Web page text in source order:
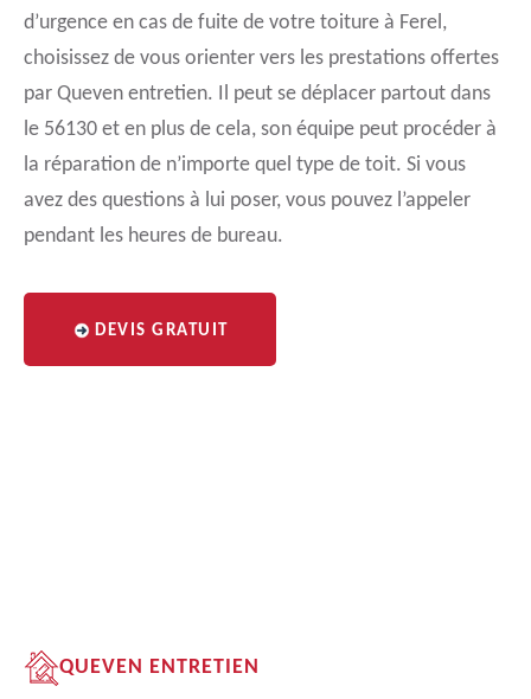
d’urgence en cas de fuite de votre toiture à Ferel,
choisissez de vous orienter vers les prestations offertes
par Queven entretien. Il peut se déplacer partout dans
le 56130 et en plus de cela, son équipe peut procéder à
la réparation de n’importe quel type de toit. Si vous
avez des questions à lui poser, vous pouvez l’appeler
pendant les heures de bureau.
DEVIS GRATUIT
QUEVEN ENTRETIEN